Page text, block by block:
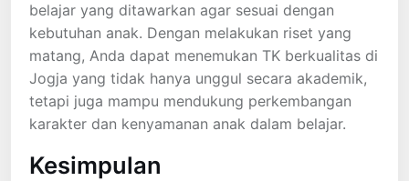
belajar yang ditawarkan agar sesuai dengan
kebutuhan anak. Dengan melakukan riset yang
matang, Anda dapat menemukan TK berkualitas di
Jogja yang tidak hanya unggul secara akademik,
tetapi juga mampu mendukung perkembangan
karakter dan kenyamanan anak dalam belajar.
Kesimpulan